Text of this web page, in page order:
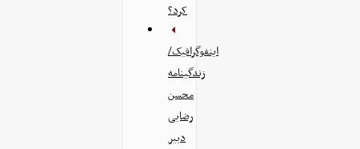
کرد؟
اینفوگرافیک/
زندگینامه
محسن
رضایی
دبیر